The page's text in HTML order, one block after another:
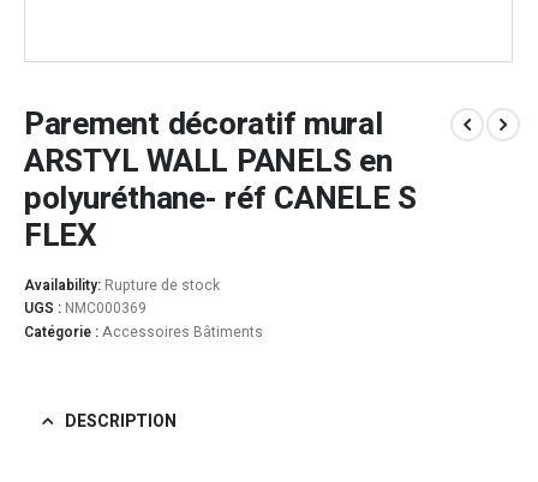
Parement décoratif mural
ARSTYL WALL PANELS en
polyuréthane- réf CANELE S
FLEX
Availability: Rupture de stock
UGS : NMC000369
Catégorie :Accessoires Bâtiments
DESCRIPTION